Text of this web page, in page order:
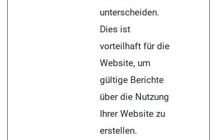
unterscheiden.
Dies ist
vorteilhaft für die
Website, um
gültige Berichte
über die Nutzung
Ihrer Website zu
erstellen.